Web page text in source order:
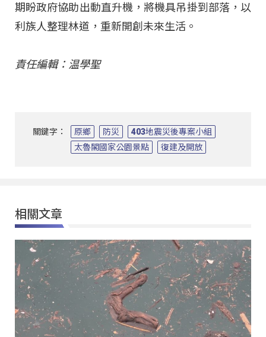
期盼政府協助出動直升機，將機具吊掛到部落，以
利族人整理林道，重新開創未來生活。
責任編輯：温學聖
關鍵字： 原鄉 防災
403地震災後專案小組
太魯閣國家公園景點
復建及開放
相關文章